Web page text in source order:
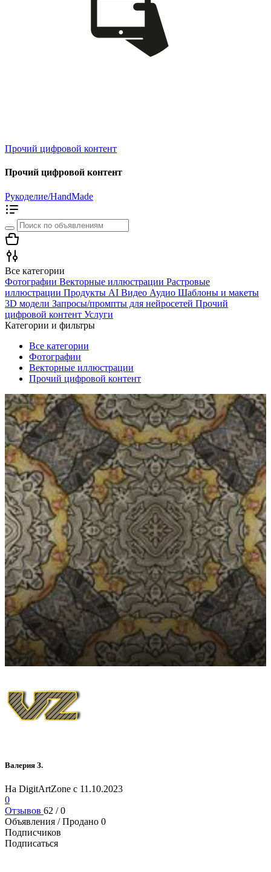
Прочий цифровой контент
Прочий цифровой контент
Рукоделие/HandMade
Все категории
Фотографии Векторные иллюстрации Растровые
иллюстрации Продукты AI Видео Аудио Шаблоны и макеты
3D модели Запросы/промпты для нейросетей Прочий
цифровой контент Услуги
Категории и фильтры
Все категории
Фотографии
Векторные иллюстрации
Прочий цифровой контент
Валерия З.
На DigitArtZone с 11.10.2023
0
Отзывов 62 / 0
Объявления / Продано 0
Подписчиков
Подписаться